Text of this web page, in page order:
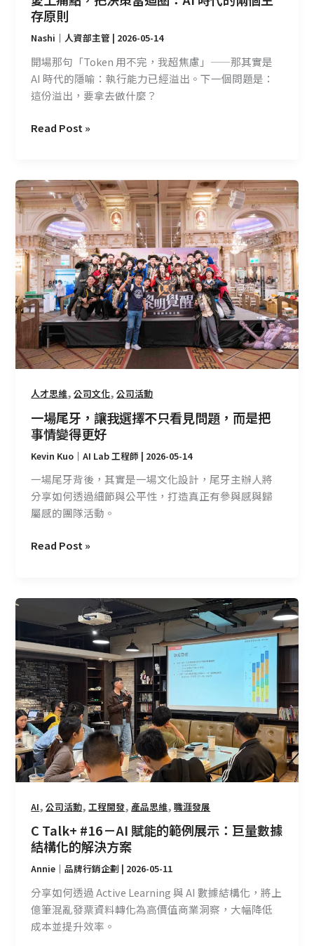
存原則
Nashi｜人資部主管 | 2026-05-14
開場那句「Token 用不完，我超焦慮」——那其實是
AI 時代的隱喻：執行能力已經溢出。下一個問題是：
這份溢出，要拿去做什麼？
代
的
兩
個
生
存
則
Read Post »
人才思維,公司文化,公司活動
一場尾牙，讓我選擇不只看見問題，而是把
事情變得更好
Kevin Kuo｜AI Lab 工程師 | 2026-05-14
一場尾牙背後，其實是一場文化設計，尾牙主辦人將
分享如何透過細節與公平性，打造真正有參與感與歸
屬感的團隊活動。
一
場
尾
牙，
讓
我
選
擇
不
只
看
見
問
而
是
把
情
變
更
Read Post »
AI,公司活動, 工程開發, 產品思維,職涯發展
C Talk+ #16－AI 賦能的範例展示：巨量數據
結構化的解決方案
Annie｜品牌行銷企劃 | 2026-05-11
分享如何透過 Active Learning 與 AI 數據結構化，將上
億筆混亂發票資料轉化為高價值商業洞察，大幅降低
成本並提升效率。
Talk+
#16
－
AI
賦
能
的
範
例
展
巨
量
數
結
構
化
的